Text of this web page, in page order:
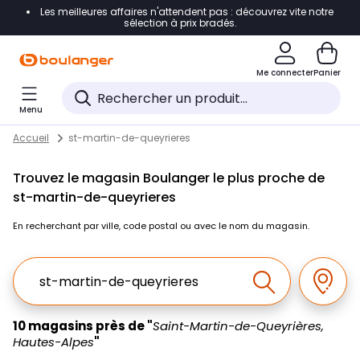
Accéder directement à la navigation
Accéder directement au pied de page
Accéder directement au chatbot
Les meilleures affaires n'attendent pas : découvrez vite notre
sélection à prix bradés.
Me connecterPanier
Menu
Skip to content
Return to Nav
Accueil st-martin-de-queyrieres
Trouvez le magasin Boulanger le plus proche de
st-martin-de-queyrieres
En recherchant par ville, code postal ou avec le nom du magasin.
Ville, Region, Code postal ou Ville & Pays
Effectuer la
10 magasins près de "Saint-Martin-de-Queyrières,
Hautes-Alpes"